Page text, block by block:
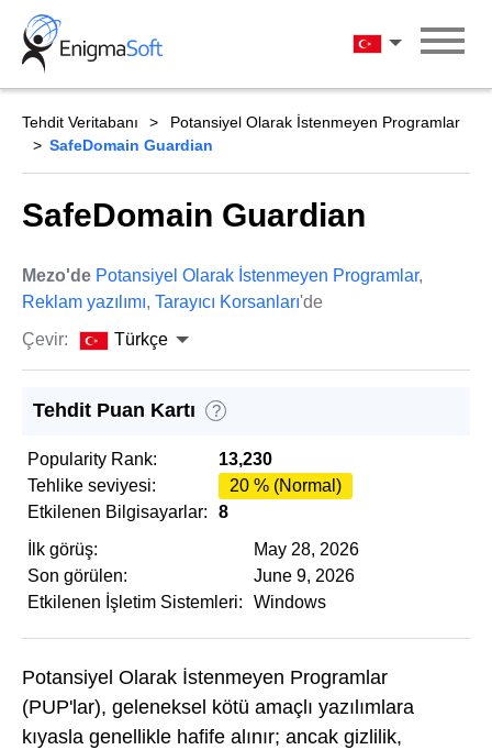
Skip
content
Türkçe
Tehdit Veritabanı
Potansiyel Olarak İstenmeyen Programlar
SafeDomain Guardian
SafeDomain Guardian
Mezo'de Potansiyel Olarak İstenmeyen Programlar,
Reklam yazılımı, Tarayıcı Korsanları'de
Çevir:
Türkçe
Tehdit Puan Kartı ?
Popularity Rank:
13,230
Tehlike seviyesi:
20 % (Normal)
Etkilenen Bilgisayarlar:
8
İlk görüş:
May 28, 2026
Son görülen:
June 9, 2026
Etkilenen İşletim Sistemleri:
Windows
Potansiyel Olarak İstenmeyen Programlar
(PUP'lar), geleneksel kötü amaçlı yazılımlara
kıyasla genellikle hafife alınır; ancak gizlilik,